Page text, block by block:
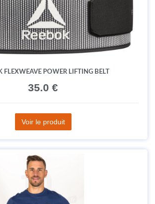
FLEXWEAVE POWER LIFTING BELT
35.0 €
Voir le produit